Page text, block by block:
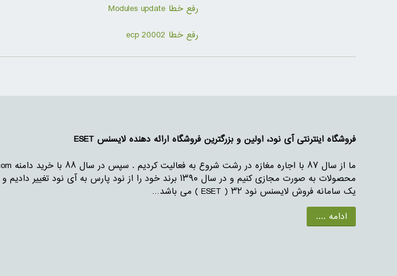
رفع خطا Modules update
رفع خطا ecp 20002
فروشگاه اینترنتی آی نود، اولین و بزرگترین فروشگاه ارائه دهنده لایسنس ESET
محصولات به صورت مجازی کنیم و در سال ۱۳۹۰ برند خود را از نود
یک سامانه فروش لایسنس نود ۳۲ ( ESET ) می باشد…
ادامه ....